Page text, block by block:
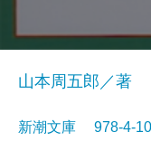
山本周五郎／著
新潮文庫 978-4-